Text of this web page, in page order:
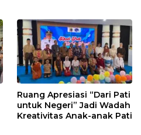
Ruang Apresiasi “Dari Pati
untuk Negeri” Jadi Wadah
Kreativitas Anak-anak Pati